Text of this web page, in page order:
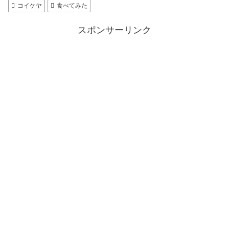
コイケヤ 食べてみた
スポンサーリンク